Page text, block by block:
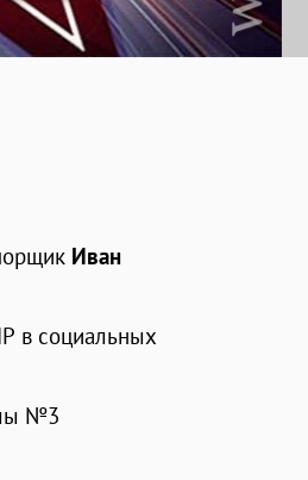
Иван
в социальных
№3